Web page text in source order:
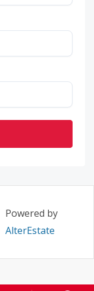
Powered by
AlterEstate